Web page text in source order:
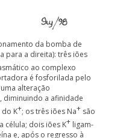
da bomba de
para a direita): três iões
ao complexo
é fosforilada pelo
alteração
diminuindo a afinidade
K+; os três iões Na+ são
célula; dois iões K+ ligam-
e, após o regresso à